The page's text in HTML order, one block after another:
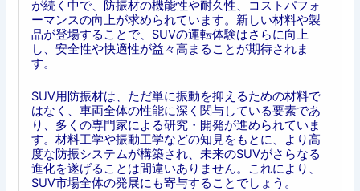
が続く中で、防振材の機能性や耐久性、コストパフォ
ーマンスの向上が求められています。新しい材料や製
品が登場することで、SUVの運転体験はさらに向上
し、安全性や快適性が益々高まることが期待されま
す。
SUV用防振材は、ただ単に振動を抑えるための材料で
はなく、車両全体の性能に深く関与している要素であ
り、多くの専門家による研究・開発が進められていま
す。材料工学や振動工学などの知見をもとに、より高
度な防振システムが構築され、未来のSUVがさらなる
進化を遂げることは間違いありません。これにより、
SUV市場全体の発展にも寄与することでしょう。